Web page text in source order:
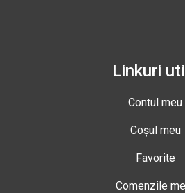
Linkuri
Contul meu
Coșul meu
Favorite
Comenzile